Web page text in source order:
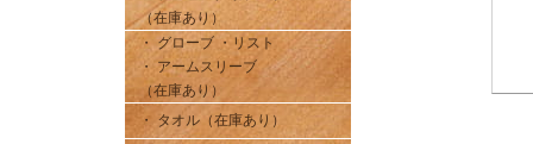
（在庫あり）
・ グローブ ・リスト
・ アームスリーブ
（在庫あり）
・ タオル（在庫あり）